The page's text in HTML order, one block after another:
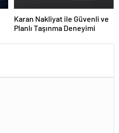
Karan Nakliyat ile Güvenli ve
Planlı Taşınma Deneyimi